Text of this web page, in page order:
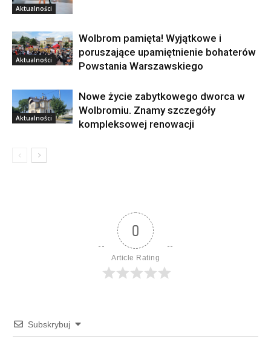
Aktualności
Aktualności
Wolbrom pamięta! Wyjątkowe i
poruszające upamiętnienie bohaterów
Powstania Warszawskiego
Aktualności
Nowe życie zabytkowego dworca w
Wolbromiu. Znamy szczegóły
kompleksowej renowacji
0
Article Rating
Subskrybuj